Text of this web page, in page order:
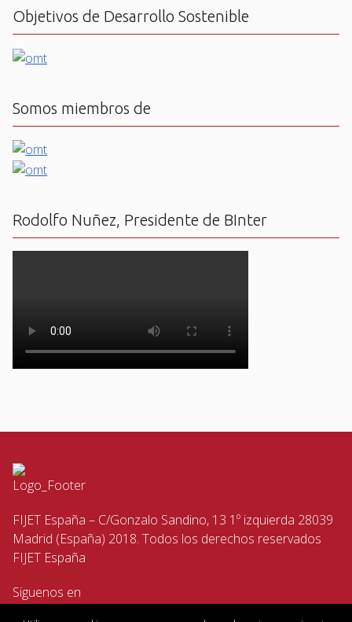
Objetivos de Desarrollo Sostenible
Somos miembros de
Rodolfo Nuñez, Presidente de BInter
FIJET España – C/Gonzalo Sandino, 13 1º izquierda 28039
Madrid (España) 2018. Todos los derechos reservados
FIJET España
Siguenos en